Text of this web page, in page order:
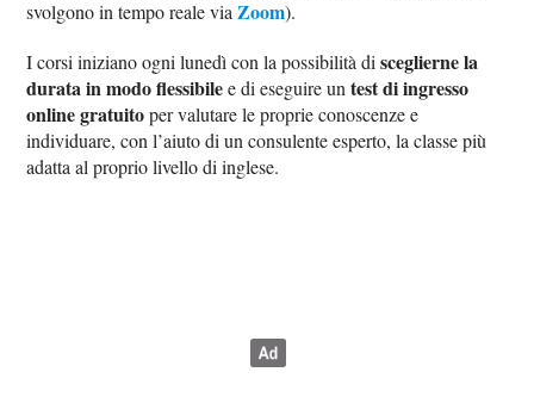
svolgono in tempo reale via Zoom).
I corsi iniziano ogni lunedì con la possibilità disceglierne la
durata in modo flessibilee di eseguire untest di ingresso
online gratuitoper valutare le proprie conoscenze e
individuare, con l’aiuto di un consulente esperto, la classe più
adatta al proprio livello di inglese.